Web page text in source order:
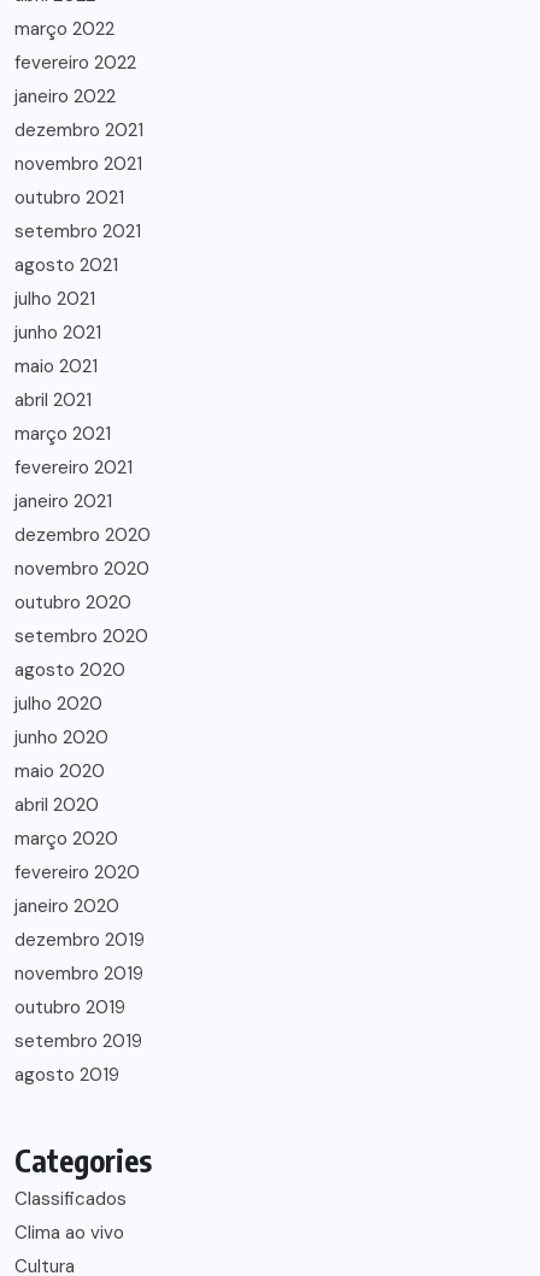
março 2022
fevereiro 2022
janeiro 2022
dezembro 2021
novembro 2021
outubro 2021
setembro 2021
agosto 2021
julho 2021
junho 2021
maio 2021
abril 2021
março 2021
fevereiro 2021
janeiro 2021
dezembro 2020
novembro 2020
outubro 2020
setembro 2020
agosto 2020
julho 2020
junho 2020
maio 2020
abril 2020
março 2020
fevereiro 2020
janeiro 2020
dezembro 2019
novembro 2019
outubro 2019
setembro 2019
agosto 2019
Categories
Classificados
Clima ao vivo
Cultura